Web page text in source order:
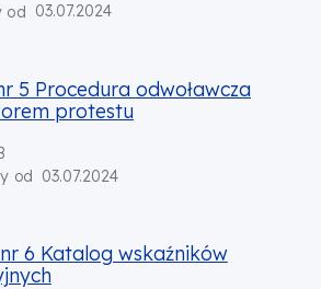
od 03.07.2024
odwoławcza wraz ze wzorem
5 Procedura odwoławcza
protestu
od 03.07.2024
wskaźników obligatoryjnych
nr 6 Katalog wskaźników